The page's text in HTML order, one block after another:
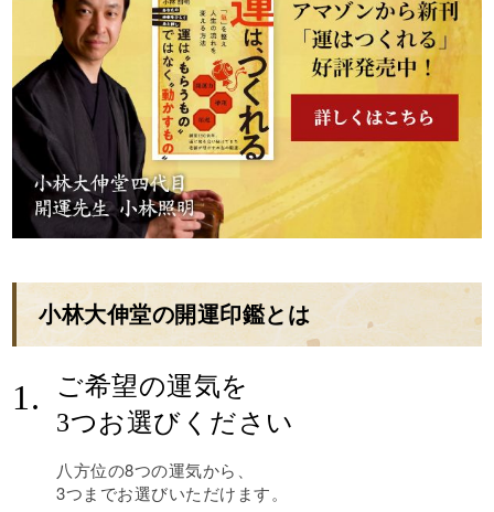
小林大伸堂の開運印鑑とは
1.
ご希望の運気を
3つお選びください
八方位の8つの運気から、
3つまでお選びいただけます。